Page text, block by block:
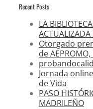
Recent Posts
LA
Otorgado
de
Jornada
de Vida
PASO
MADRILEÑO